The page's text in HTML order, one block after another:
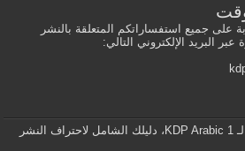
على جميع استفساراتكم المتعلقة بالنشر
البريد الإلكتروني التالي:
مرحباً بكم في الموقع الرسمي لـ KDP Arabic 1، دليلك الشامل لاحتراف النشر